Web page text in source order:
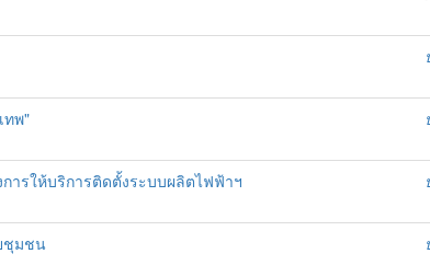
ทพ"
ารให้บริการติดตั้งระบบผลิตไฟฟ้าฯ
ชุมชน